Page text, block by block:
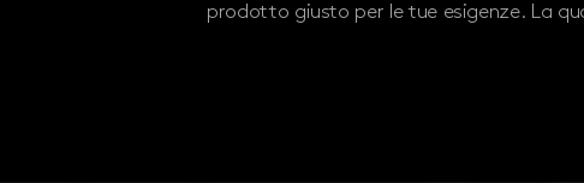
prodotto giusto per le tue esigenze. La